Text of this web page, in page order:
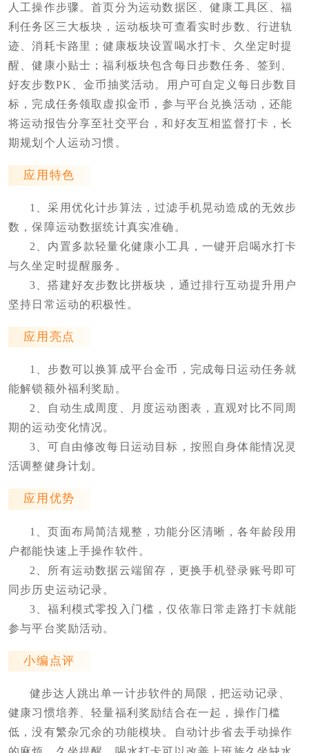
人工操作步骤。首页分为运动数据区、健康工具区、福
利任务区三大板块，运动板块可查看实时步数、行进轨
迹、消耗卡路里；健康板块设置喝水打卡、久坐定时提
醒、健康小贴士；福利板块包含每日步数任务、签到、
好友步数PK、金币抽奖活动。用户可自定义每日步数目
标，完成任务领取虚拟金币，参与平台兑换活动，还能
将运动报告分享至社交平台，和好友互相监督打卡，长
期规划个人运动习惯。
应用特色
1、采用优化计步算法，过滤手机晃动造成的无效步
数，保障运动数据统计真实准确。
2、内置多款轻量化健康小工具，一键开启喝水打卡
与久坐定时提醒服务。
3、搭建好友步数比拼板块，通过排行互动提升用户
坚持日常运动的积极性。
应用亮点
1、步数可以换算成平台金币，完成每日运动任务就
能解锁额外福利奖励。
2、自动生成周度、月度运动图表，直观对比不同周
期的运动变化情况。
3、可自由修改每日运动目标，按照自身体能情况灵
活调整健身计划。
应用优势
1、页面布局简洁规整，功能分区清晰，各年龄段用
户都能快速上手操作软件。
2、所有运动数据云端留存，更换手机登录账号即可
同步历史运动记录。
3、福利模式零投入门槛，仅依靠日常走路打卡就能
参与平台奖励活动。
小编点评
健步达人跳出单一计步软件的局限，把运动记录、
健康习惯培养、轻量福利奖励结合在一起，操作门槛
低，没有繁杂冗余的功能模块。自动计步省去手动操作